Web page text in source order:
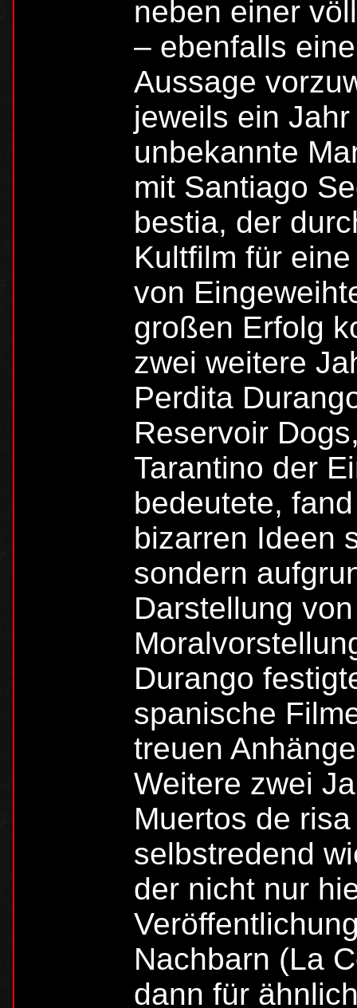
neben einer
– ebenfalls
Aussage
jeweils ein
unbekannte
mit Santiago
bestia, der
Kultfilm für
von
großen Erfolg
zwei weitere
Perdita
Reservoir
Tarantino der
bedeutete,
bizarren Ideen
sondern
Darstellung
Durango
spanische
treuen
Weitere zwei
Muertos de
selbstredend
der nicht nur
Nachbarn (La
dann für